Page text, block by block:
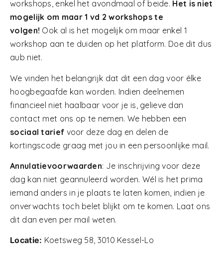
workshops, enkel het avondmaal of beide. Het is niet
mogelijk om maar 1 vd 2 workshops te
volgen! Ook al is het mogelijk om maar enkel 1
workshop aan te duiden op het platform. Doe dit dus
aub niet.
We vinden het belangrijk dat dit een dag voor élke
hoogbegaafde kan worden. Indien deelnemen
financieel niet haalbaar voor je is, gelieve dan
contact met ons op te nemen. We hebben een
sociaal tarief voor deze dag en delen de
kortingscode graag met jou in een persoonlijke mail.
Annulatievoorwaarden: Je inschrijving voor deze
dag kan niet geannuleerd worden. Wél is het prima
iemand anders in je plaats te laten komen, indien je
onverwachts toch belet blijkt om te komen. Laat ons
dit dan even per mail weten.
Locatie: Koetsweg 58, 3010 Kessel-Lo